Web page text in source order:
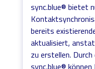
sync.blue® bietet
bereits
aktualisiert,
zu erstellen.
sync.blue®